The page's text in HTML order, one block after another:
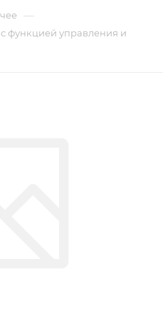
—
функцией управления и